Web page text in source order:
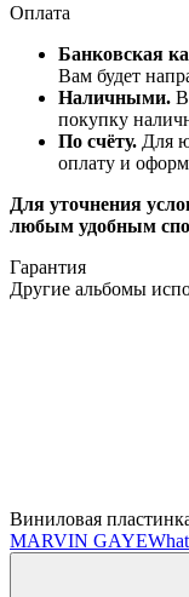
Оплата
Банковская
Вам будет
Наличными. В
покупку
По счёту. Для
оплату и
Для уточнения
любым удобным
Гарантия
Другие альбомы
Виниловая
MARVIN GAYE